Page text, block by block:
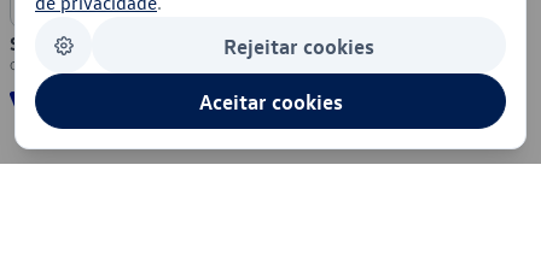
Segurança Rejeitar cookies
Aceitar cookies